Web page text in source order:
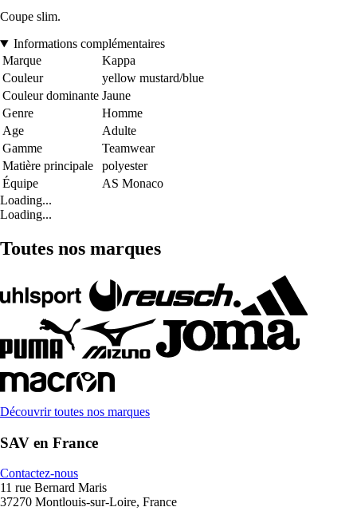
Coupe slim.
Informations complémentaires
Marque
Kappa
Couleur
yellow mustard/blue
Couleur dominante Jaune
Genre
Homme
Age
Adulte
Gamme
Teamwear
Matière principale
polyester
Équipe
AS Monaco
Loading...
Loading...
Toutes nos marques
Découvrir toutes nos marques
SAV en France
Contactez-nous
11 rue Bernard Maris
37270 Montlouis-sur-Loire, France